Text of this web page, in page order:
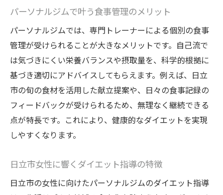
サポート体制で実現する継続ダイエット
日立市の食材活用で理想のボディラインへ
パーソナルジムと地元食材でボディメイク
成功
日立市の旬食材がもたらす美容効果とは
食事管理と運動の相乗効果を引き出す方法
地元食材を生かしたヘルシーレシピの提案
パーソナルジムの食事指導で理想の体型へ
日立市食材活用で健康的な美しさを手に入
パーソナルジムで叶う食事管理のメリット
パーソナルジムでは、専門トレーナーによる個別の食事
管理が受けられることが大きなメリットです。自己流で
は気づきにくい栄養バランスや摂取量を、科学的根拠に
基づき適切にアドバイスしてもらえます。例えば、日立
市の旬の食材を活用した献立提案や、日々の食事記録の
フィードバックが受けられるため、無理なく継続できる
点が特長です。これにより、健康的なダイエットを実現
しやすくなります。
日立市女性に響くダイエット指導の特徴
日立市の女性に向けたパーソナルジムのダイエット指導